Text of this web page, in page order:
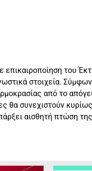
του
στοιχεία.
από το
θα συνεχιστούν
αισθητή πτώση